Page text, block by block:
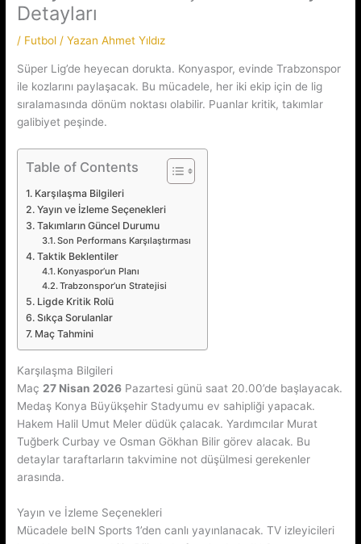
Detayları
/ Futbol / Yazan Ahmet Yıldız
Süper Lig’de heyecan dorukta. Konyaspor, evinde Trabzonspor
ile kozlarını paylaşacak. Bu mücadele, her iki ekip için de lig
sıralamasında dönüm noktası olabilir. Puanlar kritik, takımlar
galibiyet peşinde.
Table of Contents
Karşılaşma Bilgileri
Yayın ve İzleme Seçenekleri
Takımların Güncel Durumu
Son Performans Karşılaştırması
Taktik Beklentiler
Konyaspor’un Planı
Trabzonspor’un Stratejisi
Ligde Kritik Rolü
Sıkça Sorulanlar
Maç Tahmini
Karşılaşma Bilgileri
Maç 27 Nisan 2026 Pazartesi günü saat 20.00’de başlayacak.
Medaş Konya Büyükşehir Stadyumu ev sahipliği yapacak.
Hakem Halil Umut Meler düdük çalacak. Yardımcılar Murat
Tuğberk Curbay ve Osman Gökhan Bilir görev alacak. Bu
detaylar taraftarların takvimine not düşülmesi gerekenler
arasında.
Yayın ve İzleme Seçenekleri
Mücadele beIN Sports 1’den canlı yayınlanacak. TV izleyicileri